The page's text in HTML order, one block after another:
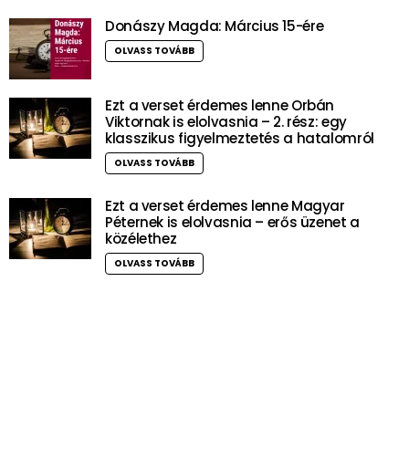
Donászy Magda: Március 15-ére
OLVASS TOVÁBB
Ezt a verset érdemes lenne Orbán
Viktornak is elolvasnia – 2. rész: egy
klasszikus figyelmeztetés a hatalomról
OLVASS TOVÁBB
Ezt a verset érdemes lenne Magyar
Péternek is elolvasnia – erős üzenet a
közélethez
OLVASS TOVÁBB